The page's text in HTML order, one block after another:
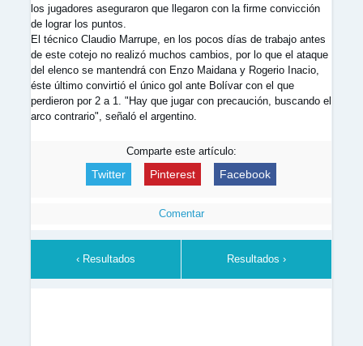
los jugadores aseguraron que llegaron con la firme convicción
de lograr los puntos.
El técnico Claudio Marrupe, en los pocos días de trabajo antes
de este cotejo no realizó muchos cambios, por lo que el ataque
del elenco se mantendrá con Enzo Maidana y Rogerio Inacio,
éste último convirtió el único gol ante Bolívar con el que
perdieron por 2 a 1. "Hay que jugar con precaución, buscando el
arco contrario", señaló el argentino.
Comparte este artículo:
Twitter Pinterest Facebook
Comentar
‹ Resultados Resultados ›